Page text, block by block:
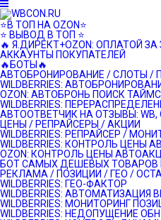
⭐️В ТОП НА OZON⭐️
⭐️ ВЫВОД В ТОП ⭐️
🔥 Я.ДИРЕКТ+OZON: ОПЛАТОЙ ЗА
АККАУНТЫ ПОКУПАТЕЛЕЙ
🔥БОТЫ🔥
АВТОБРОНИРОВАНИЕ / СЛОТЫ /
WILDBERRIES:
OZON: АВТОБРОНЬ ПОИСК
WILDBERRIES:
АВТООТВЕТЧИК НА ОТЗЫВЫ: WB,
ЦЕНЫ / РЕПРАЙСЕРЫ / АКЦИИ
WILDBERRIES: РЕПРАЙСЕР /
WILDBERRIES: КОНТРОЛЬ ЦЕНЫ
OZON: КОНТРОЛЬ ЦЕНЫ
БОТ САМЫХ ДЕШЕВЫХ ТОВАРОВ
РЕКЛАМА / ПОЗИЦИИ / ГЕО /
WILDBERRIES: ГЕО-ФАКТОР
WILDBERRIES:
WILDBERRIES: МОНИТОРИНГ
WILDBERRIES: НЕДОПУЩЕНИЕ